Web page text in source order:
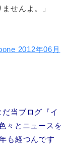
せんよ。」
2012年06月
当ブログ『イ
々とニュースを
も経つんです